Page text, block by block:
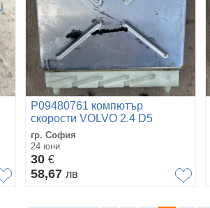
P09480761 компютър
скорости VOLVO 2.4 D5
T03310551
гр. София
24 юни
30 €
58,67 лв